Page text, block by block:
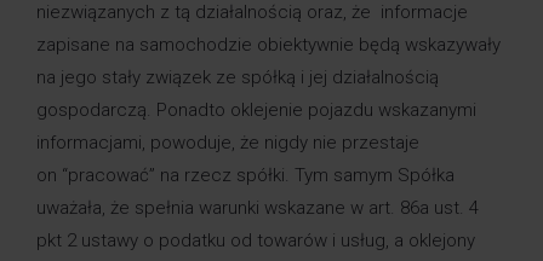
niezwiązanych z tą działalnością oraz, że informacje
zapisane na samochodzie obiektywnie będą wskazywały
na jego stały związek ze spółką i jej działalnością
gospodarczą. Ponadto oklejenie pojazdu wskazanymi
informacjami, powoduje, że nigdy nie przestaje
on “pracować” na rzecz spółki. Tym samym Spółka
uważała, że spełnia warunki wskazane w art. 86a ust. 4
pkt 2 ustawy o podatku od towarów i usług, a oklejony